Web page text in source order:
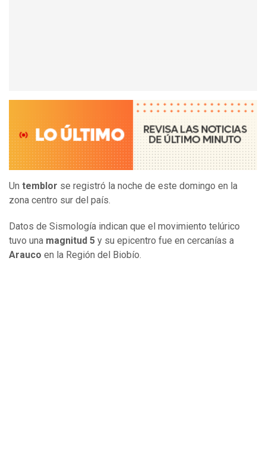
Un temblor se registró la noche de este domingo en la
zona centro sur del país.
Datos de Sismología indican que el movimiento telúrico
tuvo una magnitud 5 y su epicentro fue en cercanías a
Arauco en la Región del Biobío.